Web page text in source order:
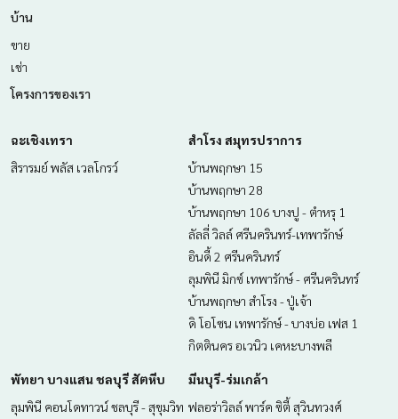
บ้าน
ขาย
เช่า
โครงการของเรา
ฉะเชิงเทรา
สิรารมย์ พลัส เวลโกรว์
สำโรง สมุทรปราการ
บ้านพฤกษา 15
บ้านพฤกษา 28
บ้านพฤกษา 106 บางปู - ตำหรุ 1
ลัลลี่ วิลล์ ศรีนครินทร์-เทพารักษ์
อินดี้ 2 ศรีนครินทร์
ลุมพินี มิกซ์ เทพารักษ์ - ศรีนครินทร์
บ้านพฤกษา สำโรง - ปู่เจ้า
ดิ โอโซน เทพารักษ์ - บางบ่อ เฟส 1
กิตตินคร อเวนิว เคหะบางพลี
พัทยา บางแสน ชลบุรี สัตหีบ
ลุมพินี คอนโดทาวน์ ชลบุรี - สุขุมวิท
มีนบุรี-ร่มเกล้า
ฟลอร่าวิลล์ พาร์ค ซิตี้ สุวินทวงศ์